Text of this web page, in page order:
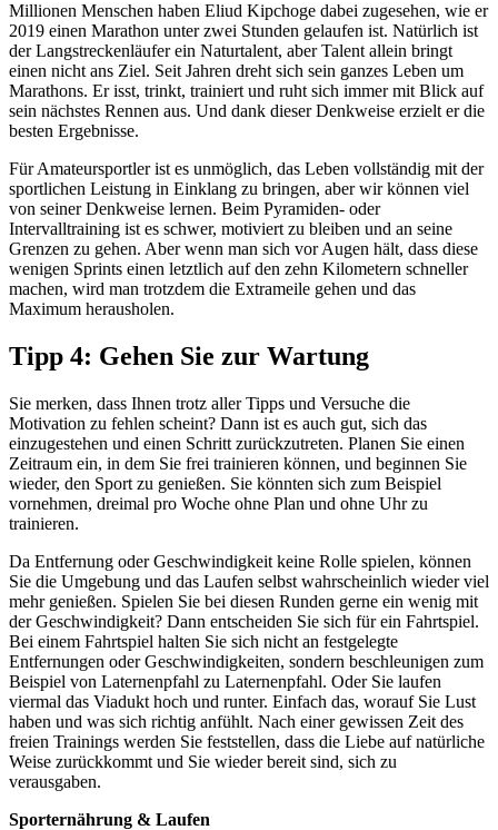
Millionen Menschen haben Eliud Kipchoge dabei zugesehen, wie er
2019 einen Marathon unter zwei Stunden gelaufen ist. Natürlich ist
der Langstreckenläufer ein Naturtalent, aber Talent allein bringt
einen nicht ans Ziel. Seit Jahren dreht sich sein ganzes Leben um
Marathons. Er isst, trinkt, trainiert und ruht sich immer mit Blick auf
sein nächstes Rennen aus. Und dank dieser Denkweise erzielt er die
besten Ergebnisse.
Für Amateursportler ist es unmöglich, das Leben vollständig mit der
sportlichen Leistung in Einklang zu bringen, aber wir können viel
von seiner Denkweise lernen. Beim Pyramiden- oder
Intervalltraining ist es schwer, motiviert zu bleiben und an seine
Grenzen zu gehen. Aber wenn man sich vor Augen hält, dass diese
wenigen Sprints einen letztlich auf den zehn Kilometern schneller
machen, wird man trotzdem die Extrameile gehen und das
Maximum herausholen.
Tipp 4: Gehen Sie zur Wartung
Sie merken, dass Ihnen trotz aller Tipps und Versuche die
Motivation zu fehlen scheint? Dann ist es auch gut, sich das
einzugestehen und einen Schritt zurückzutreten. Planen Sie einen
Zeitraum ein, in dem Sie frei trainieren können, und beginnen Sie
wieder, den Sport zu genießen. Sie könnten sich zum Beispiel
vornehmen, dreimal pro Woche ohne Plan und ohne Uhr zu
trainieren.
Da Entfernung oder Geschwindigkeit keine Rolle spielen, können
Sie die Umgebung und das Laufen selbst wahrscheinlich wieder viel
mehr genießen. Spielen Sie bei diesen Runden gerne ein wenig mit
der Geschwindigkeit? Dann entscheiden Sie sich für ein Fahrtspiel.
Bei einem Fahrtspiel halten Sie sich nicht an festgelegte
Entfernungen oder Geschwindigkeiten, sondern beschleunigen zum
Beispiel von Laternenpfahl zu Laternenpfahl. Oder Sie laufen
viermal das Viadukt hoch und runter. Einfach das, worauf Sie Lust
haben und was sich richtig anfühlt. Nach einer gewissen Zeit des
freien Trainings werden Sie feststellen, dass die Liebe auf natürliche
Weise zurückkommt und Sie wieder bereit sind, sich zu
verausgaben.
Sporternährung & Laufen